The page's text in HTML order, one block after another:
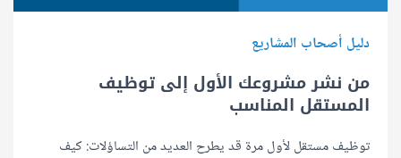
دليل أصحاب المشاريع
من نشر مشروعك الأول إلى توظيف
المستقل المناسب
توظيف مستقل لأول مرة قد يطرح العديد من التساؤلات: كيف